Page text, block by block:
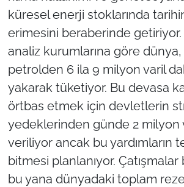
küresel enerji stoklarında
erimesini beraberinde getiriyor.
analiz kurumlarına göre
petrolden 6 ila 9 milyon varil
yakarak tüketiyor. Bu devasa
örtbas etmek için devletlerin
yedeklerinden günde 2 milyon
veriliyor ancak bu yardımların
bitmesi planlanıyor. Çatışmalar
bu yana dünyadaki toplam